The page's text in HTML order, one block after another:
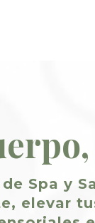
Spa y
elevar